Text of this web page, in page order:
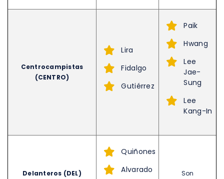
Centrocampistas
(CENTRO)
Lira
Fidalgo
Gutiérrez
Paik
Hwang
Lee
Jae-
Sung
Lee
Kang-In
Delanteros (DEL)
Quiñones
Alvarado
Son